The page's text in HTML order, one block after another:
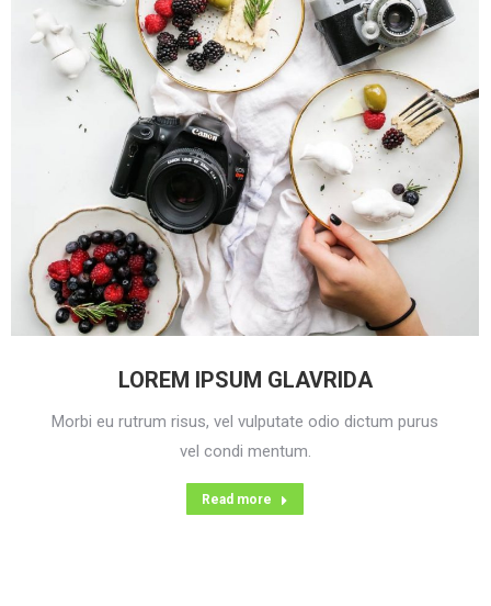
LOREM IPSUM GLAVRIDA
Morbi eu rutrum risus, vel vulputate odio dictum purus
vel condi mentum.
Read more